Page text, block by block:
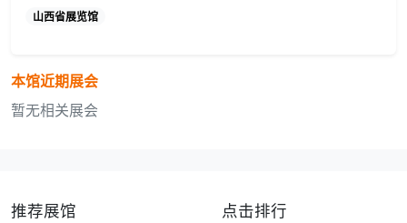
山西省展览馆
本馆近期展会
暂无相关展会
推荐展馆 点击排行